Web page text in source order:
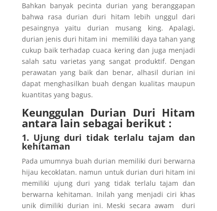
Bahkan banyak pecinta durian yang beranggapan
bahwa rasa durian duri hitam lebih unggul dari
pesaingnya yaitu durian musang king. Apalagi,
durian jenis duri hitam ini memiliki daya tahan yang
cukup baik terhadap cuaca kering dan juga menjadi
salah satu varietas yang sangat produktif. Dengan
perawatan yang baik dan benar, alhasil durian ini
dapat menghasilkan buah dengan kualitas maupun
kuantitas yang bagus.
Keunggulan Durian Duri Hitam
antara lain sebagai berikut :
1. Ujung duri tidak terlalu tajam dan
kehitaman
Pada umumnya buah durian memiliki duri berwarna
hijau kecoklatan. namun untuk durian duri hitam ini
memiliki ujung duri yang tidak terlalu tajam dan
berwarna kehitaman. Inilah yang menjadi ciri khas
unik dimiliki durian ini. Meski secara awam duri